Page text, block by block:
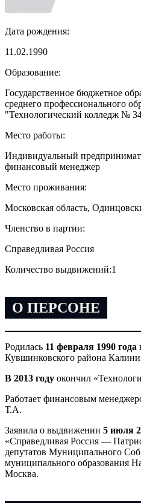
Дата рождения:
11.02.1990
Образование:
Государственное бюджетное
среднего профессионального
"Технологический колледж №
Место работы:
Индивидуальный
финансовый менеджер
Место проживания:
Московская область,
Членство в партии:
Справедливая Россия
Количество выдвижений:1
О ПЕРСОНЕ
Родилась 11 февраля 1990 года
Кувшинковского района
В 2013 году окончил
Работает финансовым
Т.А.
Заявила о выдвижении 5 июля
«Справедливая Россия —
депутатов Муниципального
муниципального образования
Москва.